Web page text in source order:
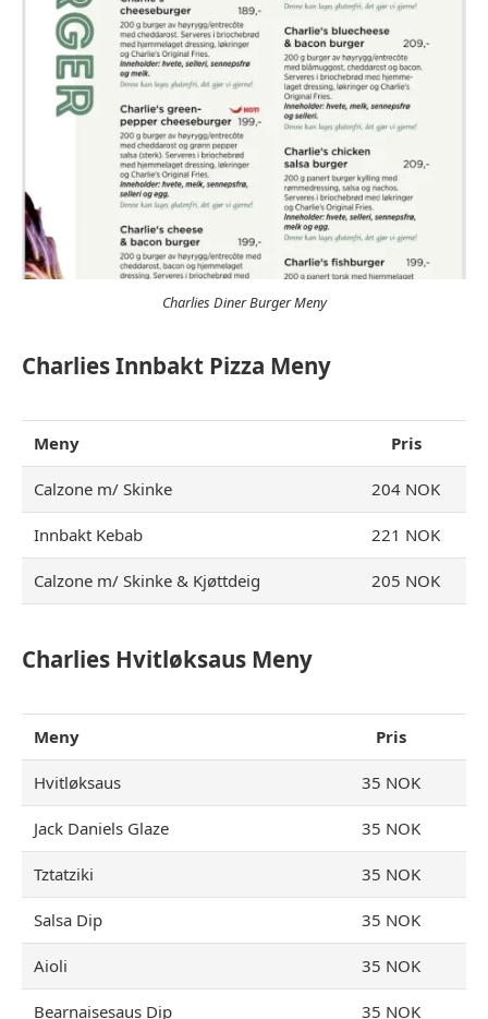
Charlies Diner Burger Meny
Charlies Innbakt Pizza Meny
Meny Pris
Calzone m/ Skinke 204 NOK
Innbakt Kebab 221 NOK
Calzone m/ Skinke & Kjøttdeig 205 NOK
Charlies Hvitløksaus Meny
Meny Pris
Hvitløksaus 35 NOK
Jack Daniels Glaze 35 NOK
Tztatziki 35 NOK
Salsa Dip 35 NOK
Aioli 35 NOK
Bearnaisesaus Dip 35 NOK